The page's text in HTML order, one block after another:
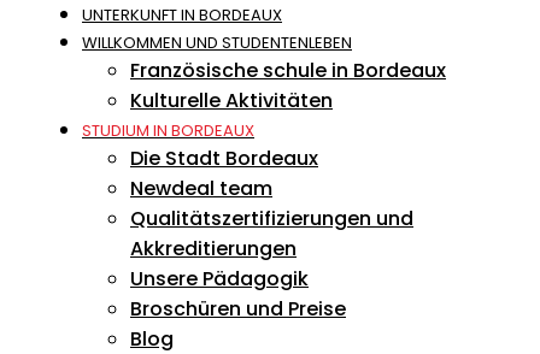
UNTERKUNFT IN BORDEAUX
WILLKOMMEN UND STUDENTENLEBEN
Französische schule in Bordeaux
Kulturelle Aktivitäten
STUDIUM IN BORDEAUX
Die Stadt Bordeaux
Newdeal team
Qualitätszertifizierungen und
Akkreditierungen
Unsere Pädagogik
Broschüren und Preise
Blog